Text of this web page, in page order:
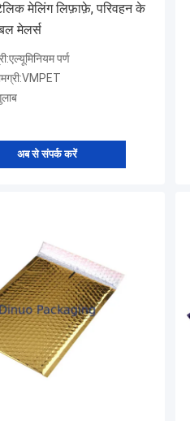
मेलिंग लिफ़ाफ़े, परिवहन के
मेलर्स
पर्ण
अब से संपर्क करें